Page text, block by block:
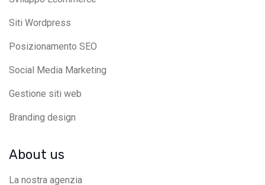
Siti Wordpress
Posizionamento SEO
Social Media Marketing
Gestione siti web
Branding design
About us
La nostra agenzia